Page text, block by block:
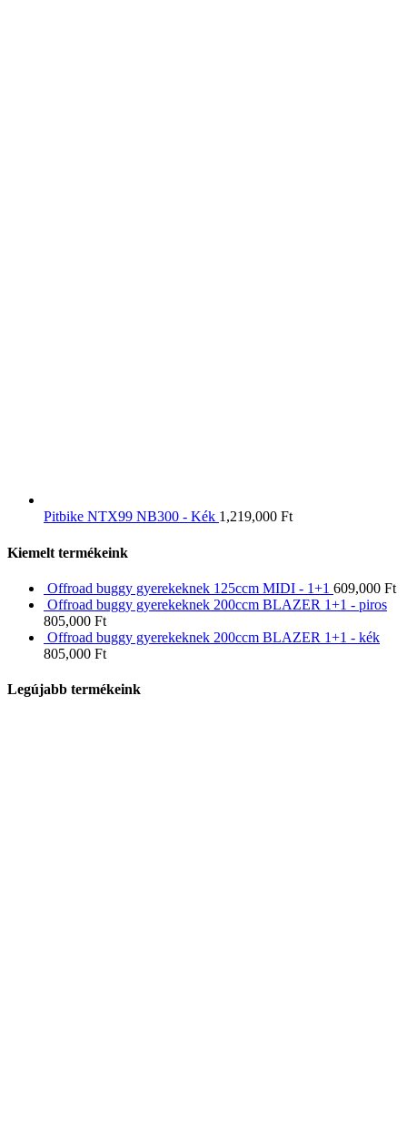
Pitbike NTX99 NB300 - Kék 1,219,000 Ft
Kiemelt termékeink
Offroad buggy gyerekeknek 125ccm MIDI - 1+1 609,000 Ft
Offroad buggy gyerekeknek 200ccm BLAZER 1+1 - piros
805,000 Ft
Offroad buggy gyerekeknek 200ccm BLAZER 1+1 - kék
805,000 Ft
Legújabb termékeink